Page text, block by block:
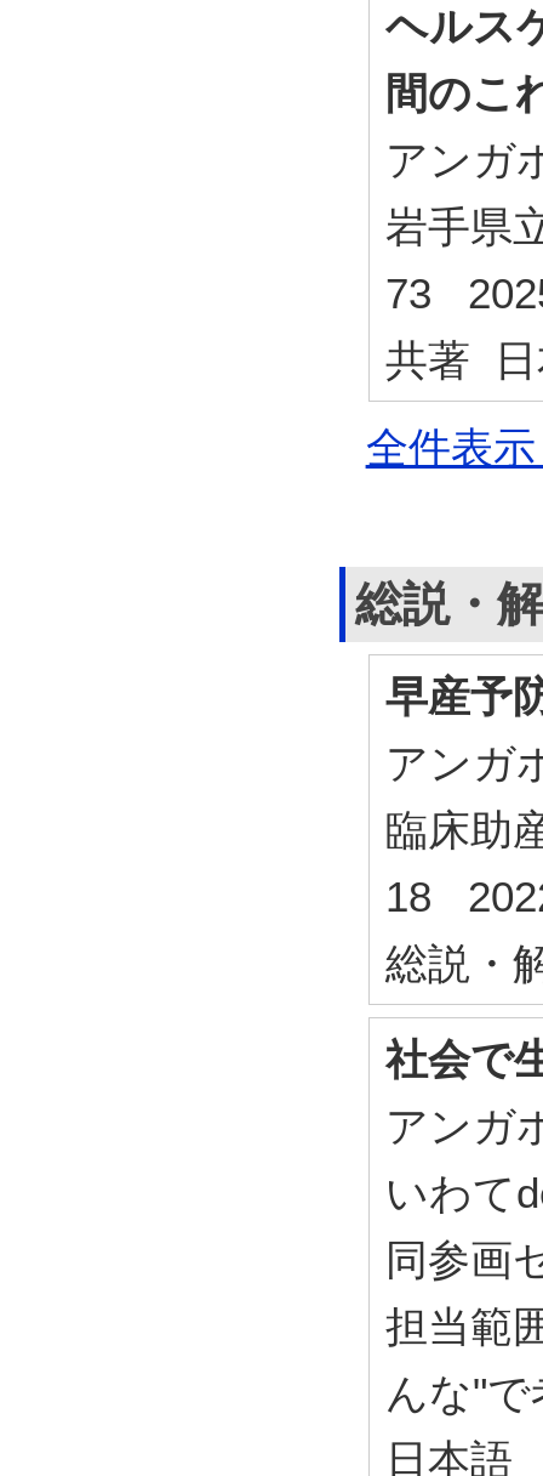
ヘルス
間のこ
アンガ
岩手県
73
共著 日
全件表
総説・
早産予
アンガ
臨床助
18
総説・
社会で
アンガ
いわて
同参画
担当範
んな"
日本語